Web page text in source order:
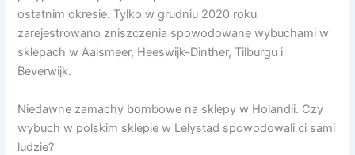
ostatnim okresie. Tylko w grudniu 2020 roku
zarejestrowano zniszczenia spowodowane wybuchami w
sklepach w Aalsmeer, Heeswijk-Dinther, Tilburgu i
Beverwijk.
Niedawne zamachy bombowe na sklepy w Holandii. Czy
wybuch w polskim sklepie w Lelystad spowodowali ci sami
ludzie?